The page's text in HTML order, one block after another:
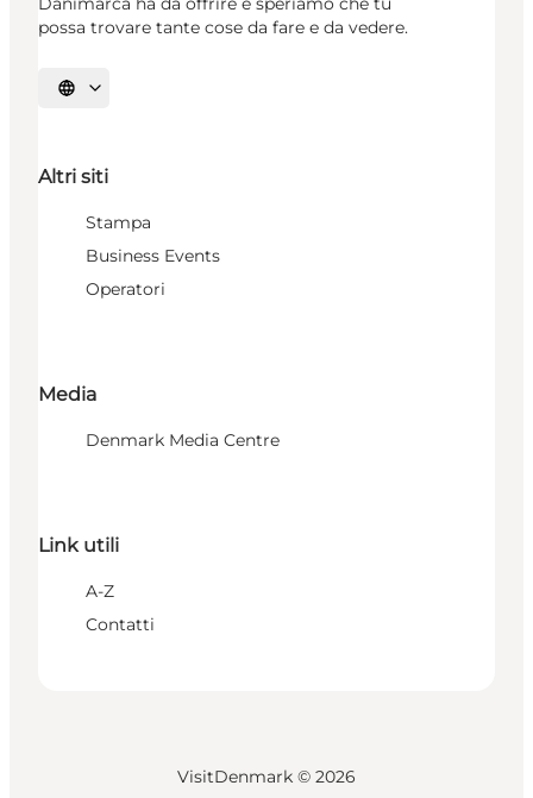
possa trovare tante cose da fare e da vedere.
Seleziona la lingua
Altri siti
Stampa
Business Events
Operatori
Media
Denmark Media Centre
Link utili
A-Z
Contatti
VisitDenmark © 2026